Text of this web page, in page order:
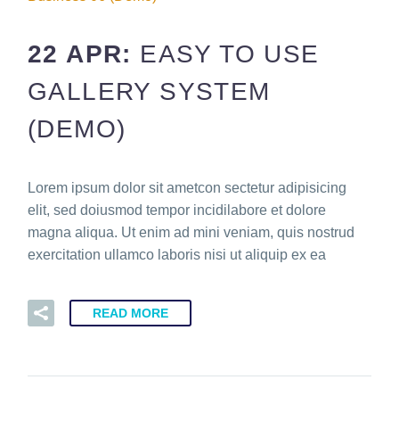
22 APR: EASY TO USE
GALLERY SYSTEM
(DEMO)
Lorem ipsum dolor sit ametcon sectetur adipisicing
elit, sed doiusmod tempor incidilabore et dolore
magna aliqua. Ut enim ad mini veniam, quis nostrud
exercitation ullamco laboris nisi ut aliquip ex ea
READ MORE